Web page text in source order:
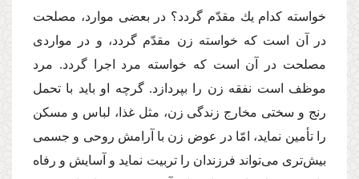
خواسته كدام یك مقدّم گردد؟ در بعضى موارد، مصلحت
در آن است كه خواسته زن مقدّم گردد، و در مواردى
مصلحت در آن است كه خواسته مرد اجرا گردد. مرد
موظف است نفقه زن را بپردازد. گرچه او باید با تحمل
رنج و سختى مخارج زندگى زن، مثل غذا، لباس و مسكن
را تأمین نماید، امّا در عوض زن با آرامش روحى و جسمى
بیش‌ترى مى‌تواند فرزندان را تربیت نماید و آسایش و رفاه